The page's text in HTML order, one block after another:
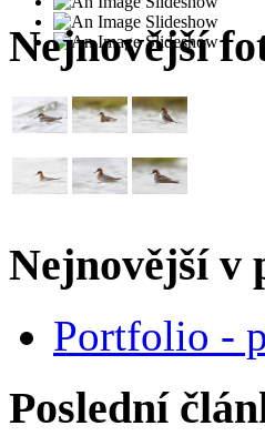
Nejnovější
Nejnovější v
Portfolio -
Poslední